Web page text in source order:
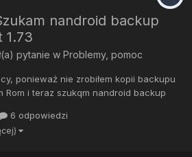
nandroid backup
1.73
pytanie w Problemy, pomoc
ponieważ nie zrobiłem kopii backupu
Rom i teraz szukqm nandroid backup
wrzucić backup byłbym bardzo
One X przy użyciu Tapatalka
6 odpowiedzi